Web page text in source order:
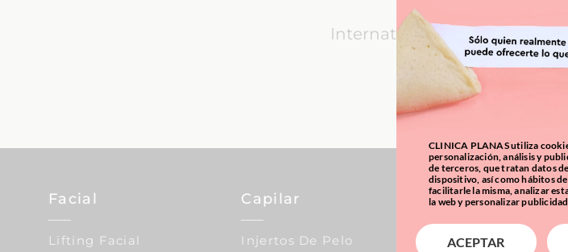
International Patients:
Facial
Lifting Facial
Capilar
Injertos De Pelo
Pecho
Aumento De Pecho
CLINICA PLANAS utiliza
personalización, análisis y
de terceros, que tratan datos
dispositivo, así como hábitos
facilitarle la misma, analizar
la web y personalizar
ACEPTAR